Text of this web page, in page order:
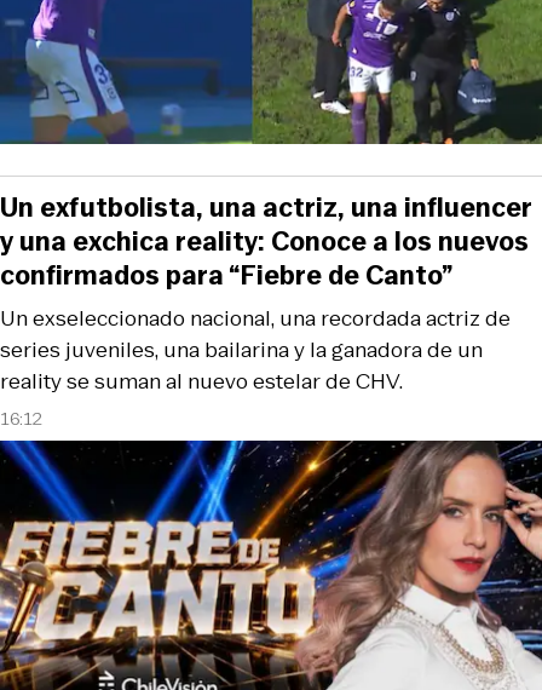
16:12
Un exseleccionado nacional, una recordada actriz de
series juveniles, una bailarina y la ganadora de un
reality se suman al nuevo estelar de CHV.
Un exfutbolista, una actriz, una influencer
y una exchica reality: Conoce a los nuevos
confirmados para “Fiebre de Canto”